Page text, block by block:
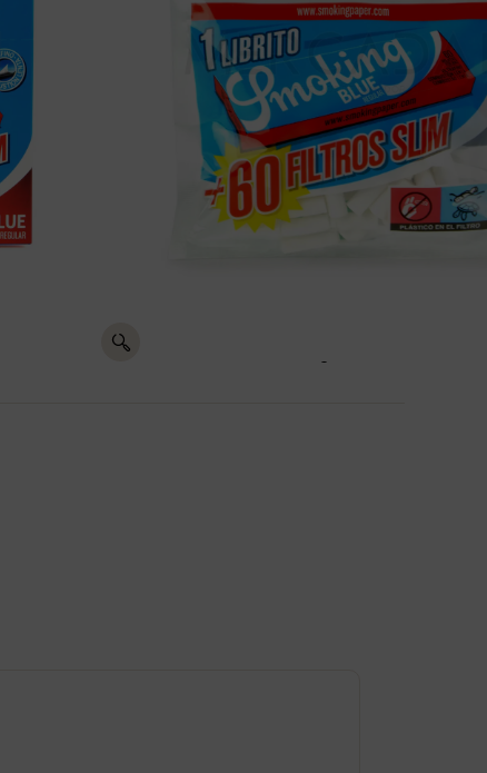
Aceptamos pagos con: